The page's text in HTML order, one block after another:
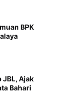
BPK
JBL, Ajak
Bahari